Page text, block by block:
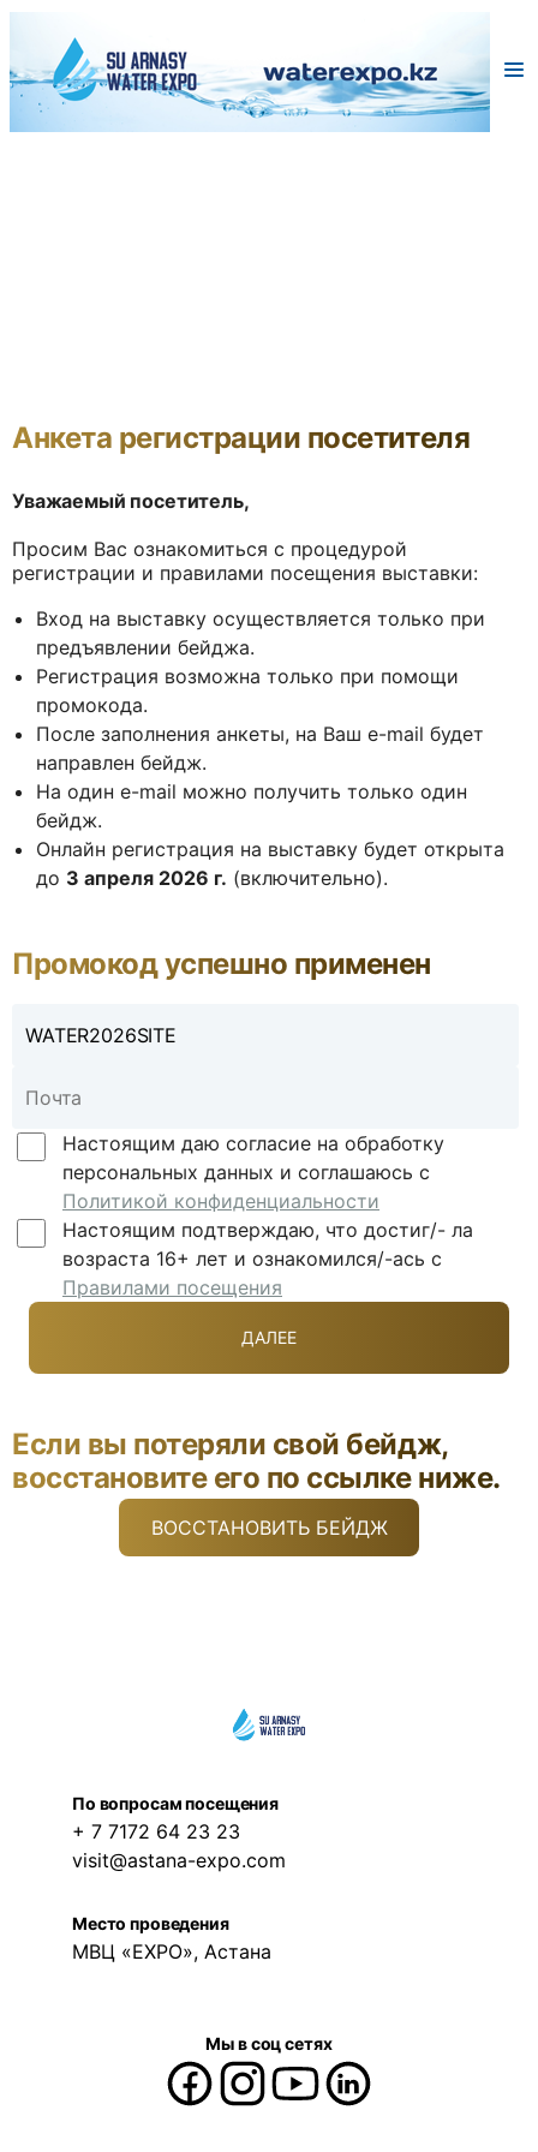
Анкета регистрации посетителя
Уважаемый посетитель,
Просим Вас ознакомиться с процедурой
регистрации и правилами посещения выставки:
Вход на выставку осуществляется только при
предъявлении бейджа.
Регистрация возможна только при помощи
промокода.
После заполнения анкеты, на Ваш e-mail будет
направлен бейдж.
На один e-mail можно получить только один
бейдж.
Онлайн регистрация на выставку будет открыта
до 3 апреля 2026 г. (включительно).
Промокод успешно применен
Настоящим даю согласие на обработку
персональных данных и соглашаюсь с
Политикой конфиденциальности
Настоящим подтверждаю, что достиг/- ла
возраста 16+ лет и ознакомился/-ась с
Правилами посещения
Если вы потеряли свой бейдж,
восстановите его по ссылке ниже.
ВОССТАНОВИТЬ БЕЙДЖ
По вопросам посещения
+ 7 7172 64 23 23
visit@astana-expo.com
Место проведения
МВЦ «EXPO», Астана
Мы в соц сетях